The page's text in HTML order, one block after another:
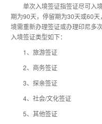
单次入境签证指签证尽可入
期为90天，停留期为30天或60天
境需重新办理签证或办理印尼多
入境签证类型如下：
1、旅游签证
2、商务签证
3、探亲签证
4、社会/文化签证
5、其他签证